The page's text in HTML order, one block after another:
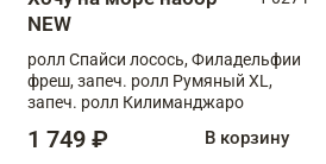
NEW
ролл Спайси лосось, Филадельфии
фреш, запеч. ролл Румяный XL,
запеч. ролл Килиманджаро
1 749 ₽ В корзину